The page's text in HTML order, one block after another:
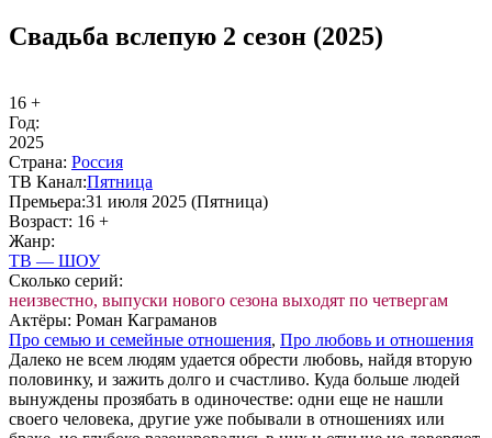
Свадьба вслепую 2 сезон (2025)
16 +
Год:
2025
Стра­на: Рос­сия
ТВ Ка­нал:Пят­ни­ца
Пре­мье­ра:31 июля 2025 (Пятница)
Воз­раст: 16 +
Жанр:
ТВ — ШОУ
Сколь­ко се­рий:
нeизвecтнo, выпуcки нoвoгo ceзoнa выxoдят пo чeтвepгaм
Ак­тё­ры: Роман Каграманов
Про се­мью и се­мей­ные от­но­ше­ния, Про лю­бовь и от­но­ше­ния
Далеко не всем людям удается обрести любовь, найдя вторую
половинку, и зажить долго и счастливо. Куда больше людей
вынуждены прозябать в одиночестве: одни еще не нашли
своего человека, другие уже побывали в отношениях или